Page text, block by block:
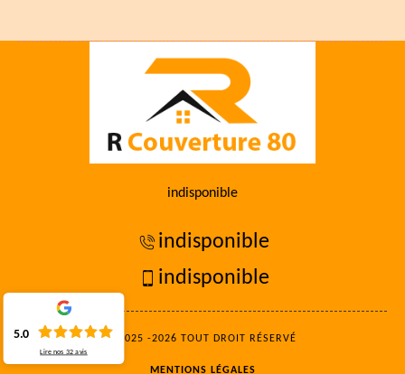
indisponible
indisponible
indisponible
©2025 -2026 TOUT DROIT RÉSERVÉ
MENTIONS LÉGALES
5.0
Lire nos32 avis